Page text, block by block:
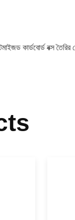
কার্ডবোর্ড বক্স তৈরির